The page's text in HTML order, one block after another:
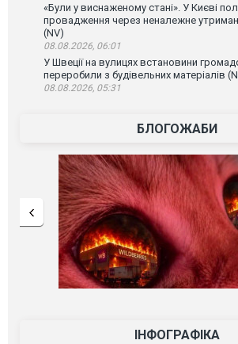
«Були у виснаженому стані». У Києві
провадження через неналежне
(NV)
08.08.2026, 06:01
У Швеції на вулицях встановини
переробили з будівельних матеріалів
08.08.2026, 05:31
БЛОГОЖАБИ
ІНФОГРАФІКА